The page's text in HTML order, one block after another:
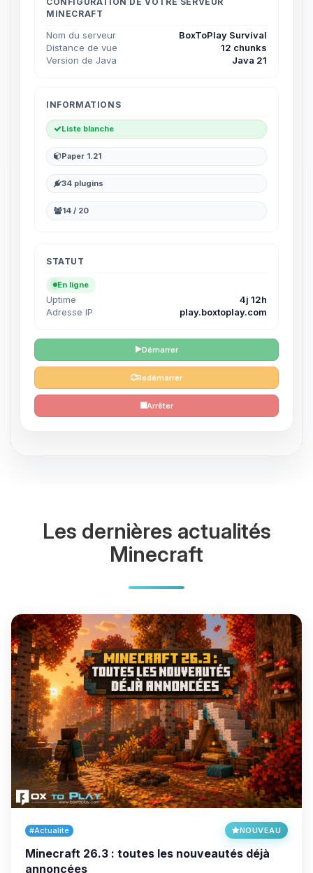
MINECRAFT
Nom du serveur
BoxToPlay Survival
Distance de vue
12 chunks
Version de Java
Java 21
INFORMATIONS
Liste blanche
Paper 1.21
34 plugins
14 / 20
STATUT
En ligne
Uptime
4j 12h
Adresse IP
play.boxtoplay.com
Démarrer
Redémarrer
Arrêter
Les dernières actualités
Minecraft
#Actualité NOUVEAU
Minecraft 26.3 : toutes les nouveautés déjà
annoncées
assistant BoxToPlay. Dis-moi ce dont
tu as besoin et je vais remuer mes
petits circuits pour t’aider.
07/08/2026 à 14:11